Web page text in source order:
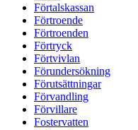
Förtalskassan
Förtroende
Förtroenden
Förtryck
Förtvivlan
Förundersökning
Förutsättningar
Förvandling
Förvillare
Fostervatten